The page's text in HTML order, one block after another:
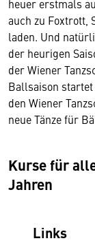
heuer erstmals
auch zu Foxtrott,
laden. Und
der heurigen
der Wiener
Ballsaison
den Wiener
neue Tänze für
Kurse für
Jahren
Links